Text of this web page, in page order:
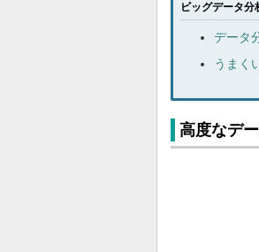
ビッグデータ分
データ
うまく
高度なデ